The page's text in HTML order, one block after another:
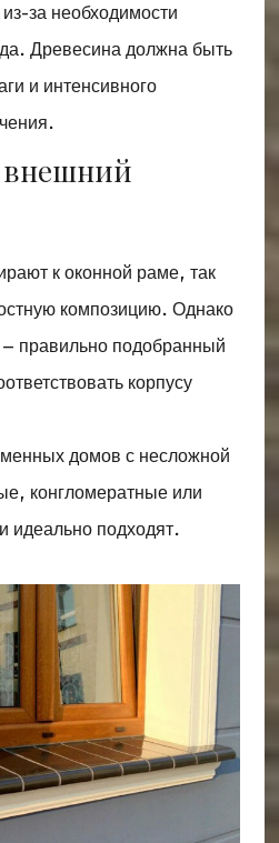
за необходимости
Древесина должна быть
и интенсивного
внешний
к оконной раме, так
композицию. Однако
– правильно подобранный
корпусу
домов с несложной
конгломератные или
идеально подходят.